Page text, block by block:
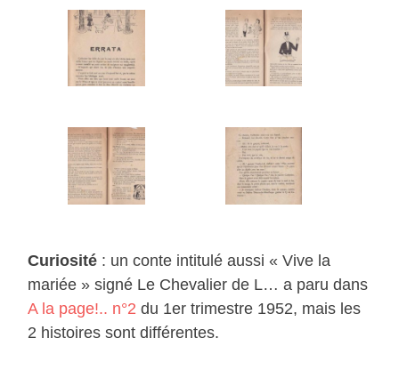
Curiosité : un conte intitulé aussi « Vive la
mariée » signé Le Chevalier de L… a paru dans
A la page!.. n°2 du 1er trimestre 1952, mais les
2 histoires sont différentes.